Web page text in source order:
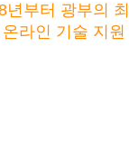
년부터 광부의
라인 기술 지